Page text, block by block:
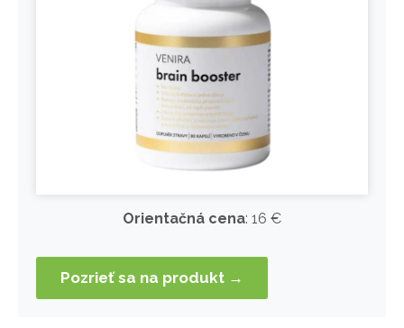
Orientačná cena: 16 €
Pozrieť sa na produkt →